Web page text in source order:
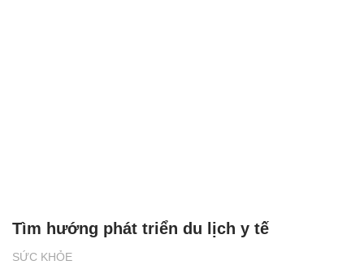
SỨC KHỎE
Tìm hướng phát triển du lịch y tế